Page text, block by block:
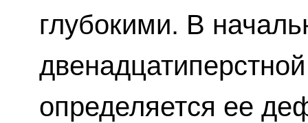
глубокими. В
определяется ее